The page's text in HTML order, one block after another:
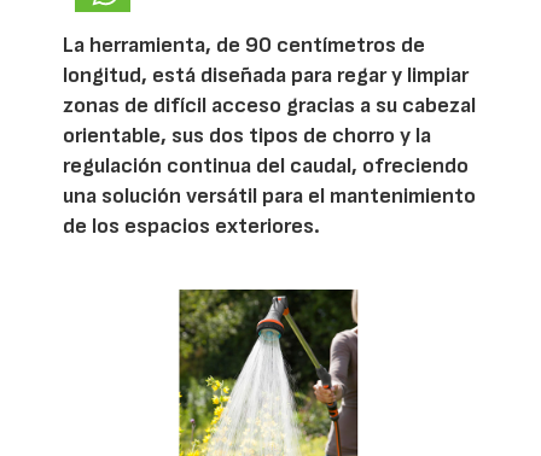
La herramienta, de 90 centímetros de
longitud, está diseñada para regar y limpiar
zonas de difícil acceso gracias a su cabezal
orientable, sus dos tipos de chorro y la
regulación continua del caudal, ofreciendo
una solución versátil para el mantenimiento
de los espacios exteriores.